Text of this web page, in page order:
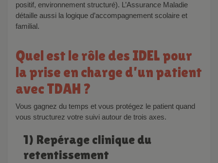
positif, environnement structuré). L’Assurance Maladie
détaille aussi la logique d’accompagnement scolaire et
familial.
Quel est le rôle des IDEL pour
la prise en charge d’un patient
avec TDAH ?
Vous gagnez du temps et vous protégez le patient quand
vous structurez votre suivi autour de trois axes.
1) Repérage clinique du
retentissement